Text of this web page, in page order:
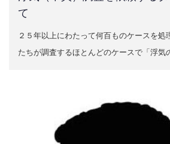
て
２５年以上にわたって何百ものケースを処
たちが調査するほとんどのケースで「浮気